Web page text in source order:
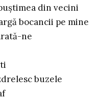
din vecini
bocancii pe mine
ne
buzele